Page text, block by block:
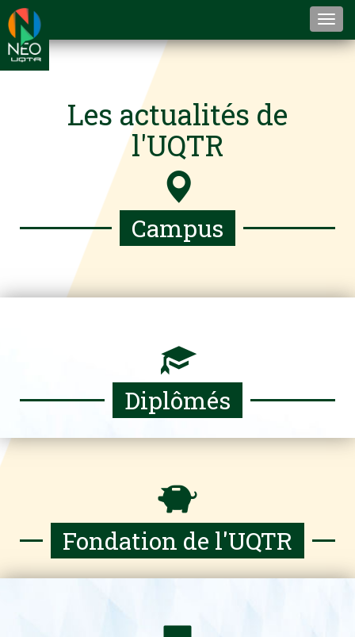
Les actualités de
l'UQTR
Campus
Diplômés
Fondation de l'UQTR